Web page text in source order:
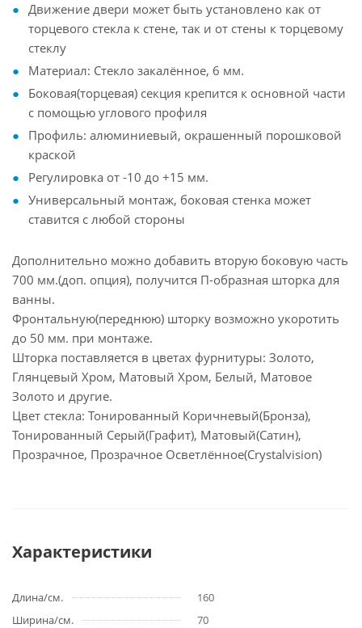
Движение двери может быть установлено как от
торцевого стекла к стене, так и от стены к торцевому
стеклу
Материал: Стекло закалённое, 6 мм.
Боковая(торцевая) секция крепится к основной части
с помощью углового профиля
Профиль: алюминиевый, окрашенный порошковой
краской
Регулировка от -10 до +15 мм.
Универсальный монтаж, боковая стенка может
ставится с любой стороны
Дополнительно можно добавить вторую боковую часть
700 мм.(доп. опция), получится П-образная шторка для
ванны.
Фронтальную(переднюю) шторку возможно укоротить
до 50 мм. при монтаже.
Шторка поставляется в цветах фурнитуры: Золото,
Глянцевый Хром, Матовый Хром, Белый, Матовое
Золото и другие.
Цвет стекла: Тонированный Коричневый(Бронза),
Тонированный Серый(Графит), Матовый(Сатин),
Прозрачное, Прозрачное Осветлённое(Crystalvision)
Характеристики
Длина/см.
160
Ширина/см.
70